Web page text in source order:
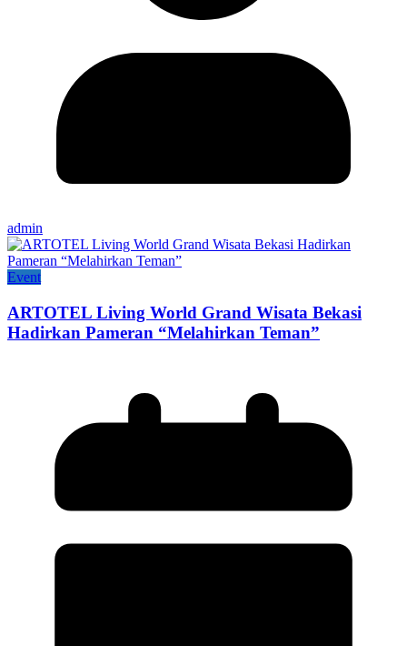
admin
Event
ARTOTEL Living World Grand Wisata Bekasi
Hadirkan Pameran “Melahirkan Teman”